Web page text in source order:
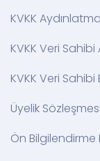
KVKK
KVKK Veri Sahibi
KVKK Veri
Üyelik Sözleşmesi
Ön Bilgilendirme